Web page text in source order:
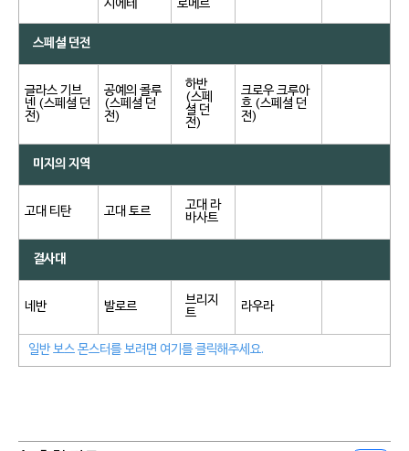
시에테
로메르
스페셜 던전
글라스 기브
넨 (스페셜 던
전)
공예의 콜루
(스페셜 던
전)
하반
(스페
셜 던
전)
크로우 크루아
흐 (스페셜 던
전)
미지의 지역
고대 티탄 고대 토르
고대 라
바사트
결사대
네반 발로르
브리지
트
라우라
일반 보스 몬스터를 보려면 여기를 클릭해주세요.